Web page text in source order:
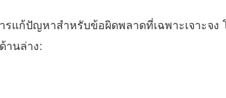
รแก้ปัญหาสำหรับข้อผิดพลาดที่เฉพาะเจาะจ
ด้านล่าง: